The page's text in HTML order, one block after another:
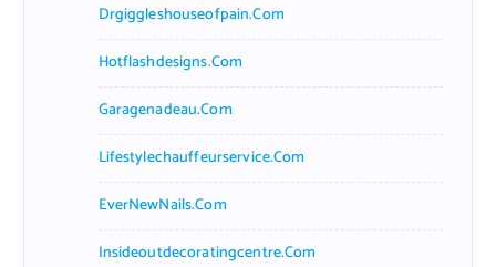
Drgiggleshouseofpain.com
Hotflashdesigns.com
Garagenadeau.com
Lifestylechauffeurservice.com
EverNewNails.com
Insideoutdecoratingcentre.com